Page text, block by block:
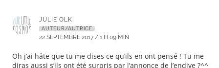
JULIE OLK
AUTEUR/AUTRICE
22 SEPTEMBRE 2017 / 1 H 09 MIN
Oh j’ai hâte que tu me dises ce qu’ils en ont pensé ! Tu me
diras aussi s’ils ont été surpris par l’annonce de l’endive ?^^